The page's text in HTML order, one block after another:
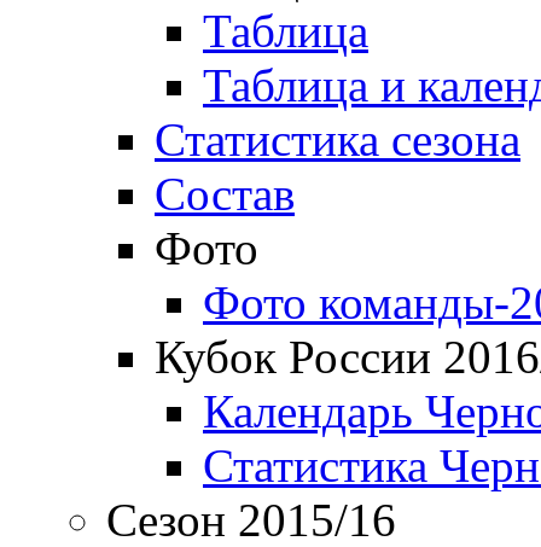
Таблица
Таблица и
Статистика сезона
Состав
Фото
Фото команды-
Кубок России
Календарь
Статистика
Сезон 2015/16